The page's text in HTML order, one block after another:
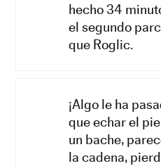
hecho 34
el segundo
que Roglic.
¡Algo le ha
que echar el
un bache,
la cadena,